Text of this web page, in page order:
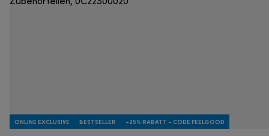
ONLINE EXCLUSIVE BESTSELLER -25% RABATT - CODE FEELGOOD